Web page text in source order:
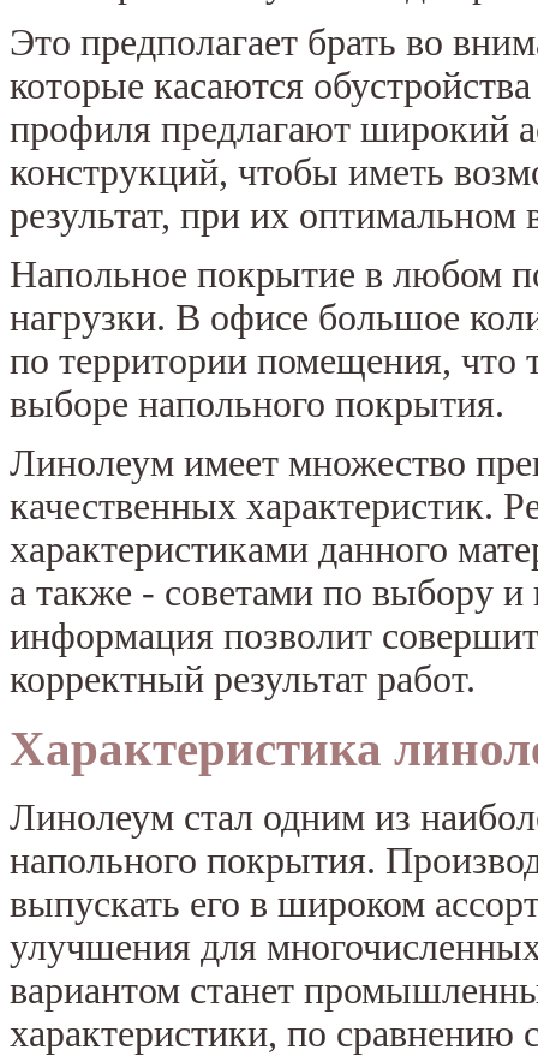
Это предполагает брать во
которые касаются
профиля предлагают широкий
конструкций, чтобы иметь
результат, при их
Напольное покрытие в любом
нагрузки. В офисе большое
по территории помещения, что
выборе напольного покрытия.
Линолеум имеет множество
качественных характеристик.
характеристиками данного
а также - советами по выбору
информация позволит
корректный результат работ.
Характеристика
Линолеум стал одним из
напольного покрытия.
выпускать его в широком
улучшения для
вариантом станет
характеристики, по сравнению